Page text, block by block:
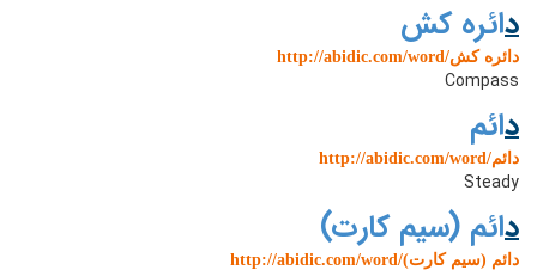
دائره کش
http://abidic.com/word/دائره کش
Compass
دائم
http://abidic.com/word/دائم
Steady
دائم (سیم کارت)
http://abidic.com/word/دائم (سیم کارت)